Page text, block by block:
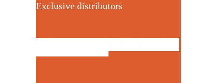
Exclusive distributors